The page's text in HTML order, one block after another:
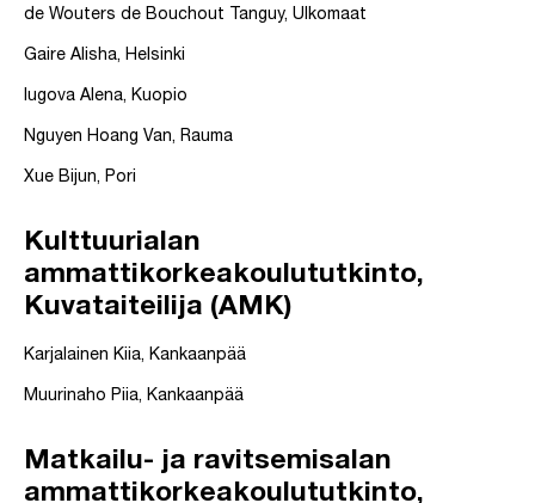
de Wouters de Bouchout Tanguy, Ulkomaat
Gaire Alisha, Helsinki
Iugova Alena, Kuopio
Nguyen Hoang Van, Rauma
Xue Bijun, Pori
Kulttuurialan
ammattikorkeakoulututkinto,
Kuvataiteilija (AMK)
Karjalainen Kiia, Kankaanpää
Muurinaho Piia, Kankaanpää
Matkailu- ja ravitsemisalan
ammattikorkeakoulututkinto,